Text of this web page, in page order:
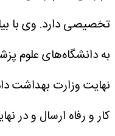
تخصیصی دارد. وی با
به دانشگاه‌های علوم
نهایت وزارت بهداشت
کار و رفاه ارسال و در